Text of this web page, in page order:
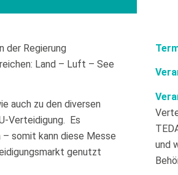
der Regierung
Land – Luft – See
auch zu den diversen
Verteidigung. Es
– somit kann diese Messe
genutzt
und